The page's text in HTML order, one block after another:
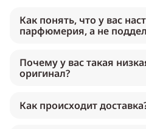
Как понять, что у вас
парфюмерия, а не
Почему у вас такая
оригинал?
Как происходит